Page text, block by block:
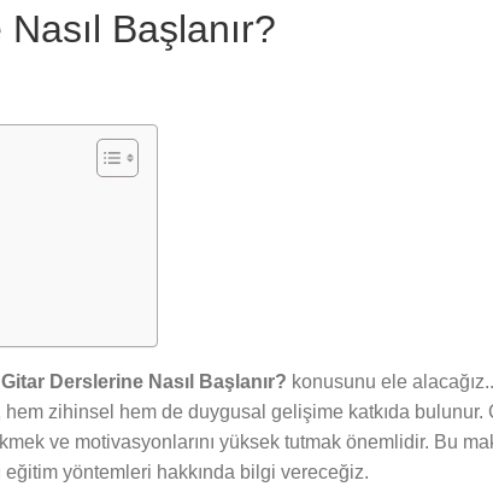
Başlanır?
Derslerine Nasıl Başlanır? konusunu ele alacağız..
zihinsel hem de duygusal gelişime katkıda bulunur.
ve motivasyonlarını yüksek tutmak önemlidir. Bu
yöntemleri hakkında bilgi vereceğiz.